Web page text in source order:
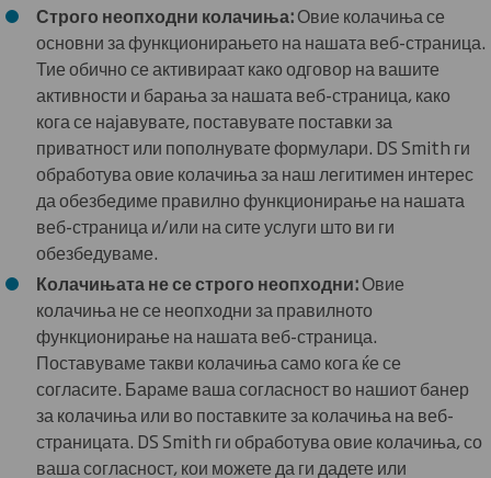
Строго неопходни колачиња:Овие колачиња се
основни за функционирањето на нашата веб-страница.
Тие обично се активираат како одговор на вашите
активности и барања за нашата веб-страница, како
кога се најавувате, поставувате поставки за
приватност или пополнувате формулари. DS Smith ги
обработува овие колачиња за наш легитимен интерес
да обезбедиме правилно функционирање на нашата
веб-страница и/или на сите услуги што ви ги
обезбедуваме.
Колачињата не се строго неопходни:Овие
колачиња не се неопходни за правилното
функционирање на нашата веб-страница.
Поставуваме такви колачиња само кога ќе се
согласите. Бараме ваша согласност во нашиот банер
за колачиња или во поставките за колачиња на веб-
страницата. DS Smith ги обработува овие колачиња, со
ваша согласност, кои можете да ги дадете или